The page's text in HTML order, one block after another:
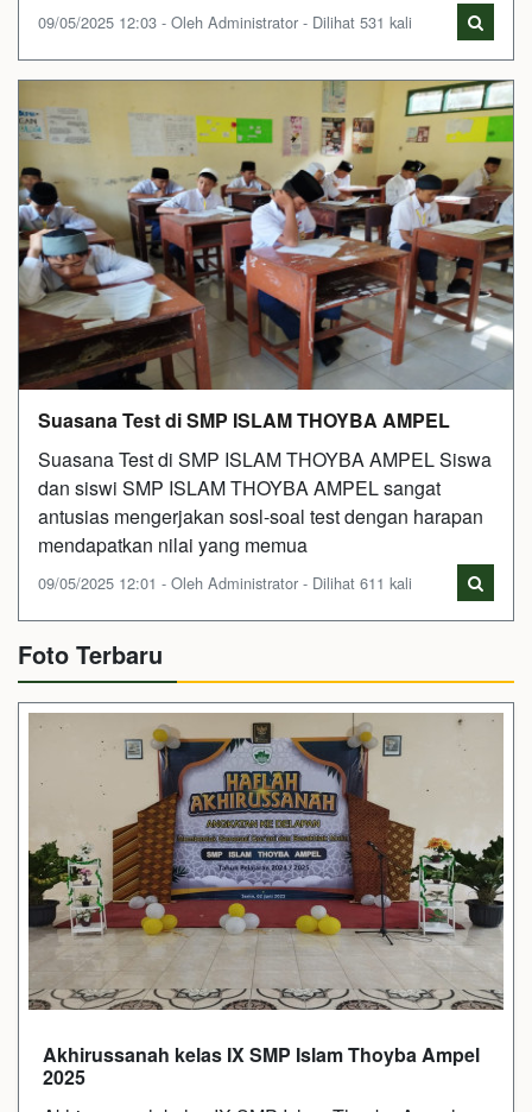
09/05/2025 12:03 - Oleh Administrator - Dilihat 531 kali
Suasana Test di SMP ISLAM THOYBA AMPEL
Suasana Test di SMP ISLAM THOYBA AMPEL Siswa
dan siswi SMP ISLAM THOYBA AMPEL sangat
antusias mengerjakan sosl-soal test dengan harapan
mendapatkan nilai yang memua
09/05/2025 12:01 - Oleh Administrator - Dilihat 611 kali
Foto Terbaru
Akhirussanah kelas IX SMP Islam Thoyba Ampel
2025